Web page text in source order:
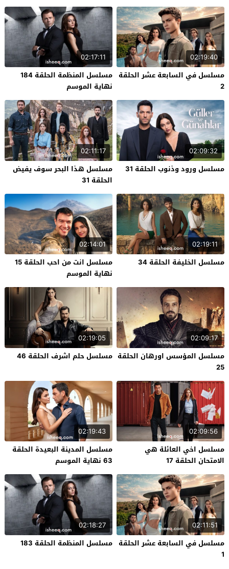
02:19:40
مسلسل في السابعة عشر الحلقة
2
02:17:11
مسلسل المنظمة الحلقة 184
نهاية الموسم
02:09:32
مسلسل ورود وذنوب الحلقة 31
02:11:17
مسلسل هذا البحر سوف يفيض
الحلقة 31
02:19:11
مسلسل الخليفة الحلقة 34
02:14:01
مسلسل انت من احب الحلقة 15
نهاية الموسم
02:09:17
مسلسل المؤسس اورهان الحلقة
25
02:19:05
مسلسل حلم اشرف الحلقة 46
02:09:56
مسلسل اخي العائلة هي
الامتحان الحلقة 17
02:19:43
مسلسل المدينة البعيدة الحلقة
63 نهاية الموسم
02:11:51
مسلسل في السابعة عشر الحلقة
1
02:18:27
مسلسل المنظمة الحلقة 183